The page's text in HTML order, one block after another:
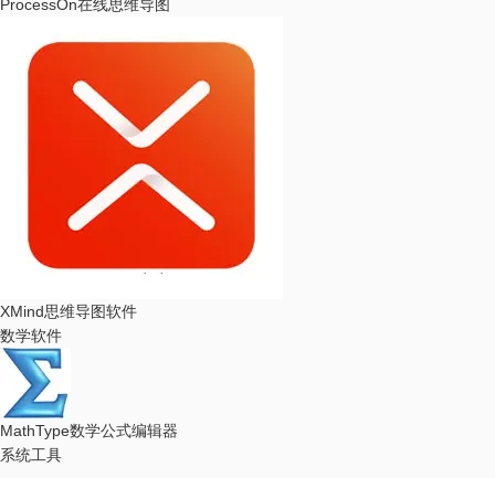
ProcessOn在线思维导图
XMind思维导图软件
数学软件
MathType数学公式编辑器
系统工具